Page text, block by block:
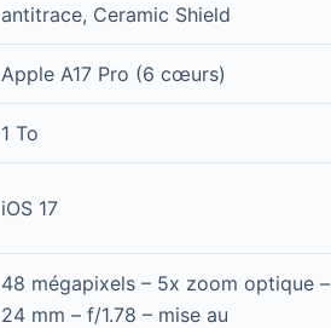
antitrace, Ceramic Shield
Apple A17 Pro (6 cœurs)
1 To
iOS 17
48 mégapixels – 5x zoom optique –
24 mm – f/1.78 – mise au